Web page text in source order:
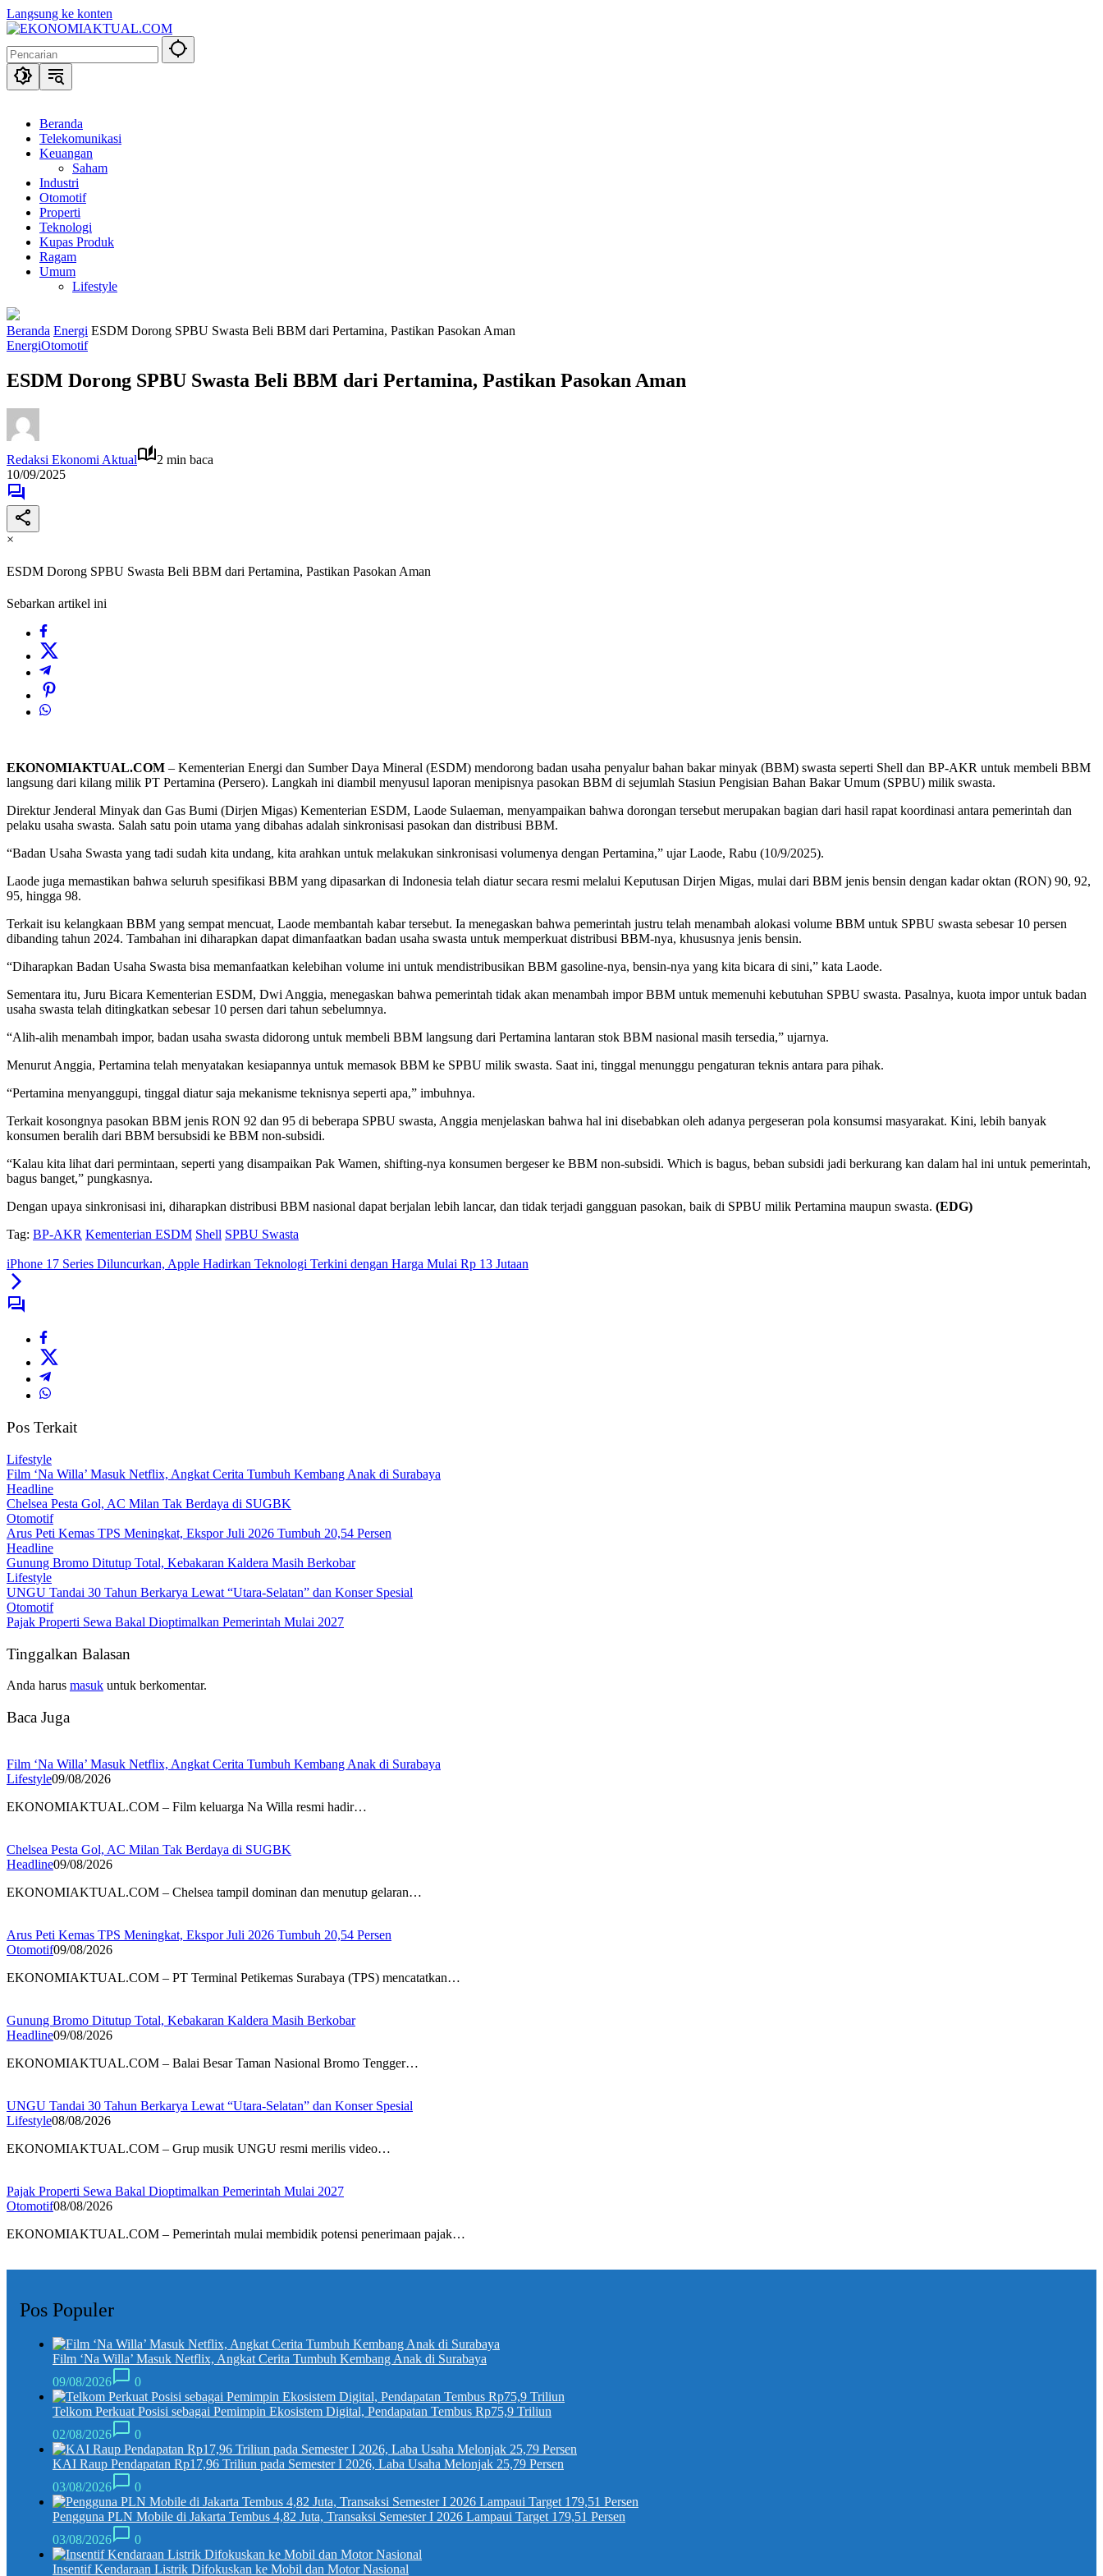
Langsung ke konten
Beranda
Telekomunikasi
Keuangan
Saham
Industri
Otomotif
Properti
Teknologi
Kupas Produk
Ragam
Umum
Lifestyle
Beranda Energi ESDM Dorong SPBU Swasta Beli BBM dari Pertamina, Pastikan Pasokan Aman
EnergiOtomotif
ESDM Dorong SPBU Swasta Beli BBM dari Pertamina, Pastikan Pasokan Aman
Redaksi Ekonomi Aktual
2 min baca
10/09/2025
×
ESDM Dorong SPBU Swasta Beli BBM dari Pertamina, Pastikan Pasokan Aman
Sebarkan artikel ini
EKONOMIAKTUAL.COM – Kementerian Energi dan Sumber Daya Mineral (ESDM) mendorong badan usaha penyalur bahan bakar minyak (BBM) swasta seperti Shell dan BP-AKR untuk membeli BBM
langsung dari kilang milik PT Pertamina (Persero). Langkah ini diambil menyusul laporan menipisnya pasokan BBM di sejumlah Stasiun Pengisian Bahan Bakar Umum (SPBU) milik swasta.
Direktur Jenderal Minyak dan Gas Bumi (Dirjen Migas) Kementerian ESDM, Laode Sulaeman, menyampaikan bahwa dorongan tersebut merupakan bagian dari hasil rapat koordinasi antara pemerintah dan
pelaku usaha swasta. Salah satu poin utama yang dibahas adalah sinkronisasi pasokan dan distribusi BBM.
“Badan Usaha Swasta yang tadi sudah kita undang, kita arahkan untuk melakukan sinkronisasi volumenya dengan Pertamina,” ujar Laode, Rabu (10/9/2025).
Laode juga memastikan bahwa seluruh spesifikasi BBM yang dipasarkan di Indonesia telah diatur secara resmi melalui Keputusan Dirjen Migas, mulai dari BBM jenis bensin dengan kadar oktan (RON) 90, 92,
95, hingga 98.
Terkait isu kelangkaan BBM yang sempat mencuat, Laode membantah kabar tersebut. Ia menegaskan bahwa pemerintah justru telah menambah alokasi volume BBM untuk SPBU swasta sebesar 10 persen
dibanding tahun 2024. Tambahan ini diharapkan dapat dimanfaatkan badan usaha swasta untuk memperkuat distribusi BBM-nya, khususnya jenis bensin.
“Diharapkan Badan Usaha Swasta bisa memanfaatkan kelebihan volume ini untuk mendistribusikan BBM gasoline-nya, bensin-nya yang kita bicara di sini,” kata Laode.
Sementara itu, Juru Bicara Kementerian ESDM, Dwi Anggia, menegaskan bahwa pemerintah tidak akan menambah impor BBM untuk memenuhi kebutuhan SPBU swasta. Pasalnya, kuota impor untuk badan
usaha swasta telah ditingkatkan sebesar 10 persen dari tahun sebelumnya.
“Alih-alih menambah impor, badan usaha swasta didorong untuk membeli BBM langsung dari Pertamina lantaran stok BBM nasional masih tersedia,” ujarnya.
Menurut Anggia, Pertamina telah menyatakan kesiapannya untuk memasok BBM ke SPBU milik swasta. Saat ini, tinggal menunggu pengaturan teknis antara para pihak.
“Pertamina menyanggupi, tinggal diatur saja mekanisme teknisnya seperti apa,” imbuhnya.
Terkait kosongnya pasokan BBM jenis RON 92 dan 95 di beberapa SPBU swasta, Anggia menjelaskan bahwa hal ini disebabkan oleh adanya pergeseran pola konsumsi masyarakat. Kini, lebih banyak
konsumen beralih dari BBM bersubsidi ke BBM non-subsidi.
“Kalau kita lihat dari permintaan, seperti yang disampaikan Pak Wamen, shifting-nya konsumen bergeser ke BBM non-subsidi. Which is bagus, beban subsidi jadi berkurang kan dalam hal ini untuk pemerintah,
bagus banget,” pungkasnya.
Dengan upaya sinkronisasi ini, diharapkan distribusi BBM nasional dapat berjalan lebih lancar, dan tidak terjadi gangguan pasokan, baik di SPBU milik Pertamina maupun swasta. (EDG)
Tag: BP-AKR Kementerian ESDM Shell SPBU Swasta
iPhone 17 Series Diluncurkan, Apple Hadirkan Teknologi Terkini dengan Harga Mulai Rp 13 Jutaan
Pos Terkait
Lifestyle
Film ‘Na Willa’ Masuk Netflix, Angkat Cerita Tumbuh Kembang Anak di Surabaya
Headline
Chelsea Pesta Gol, AC Milan Tak Berdaya di SUGBK
Otomotif
Arus Peti Kemas TPS Meningkat, Ekspor Juli 2026 Tumbuh 20,54 Persen
Headline
Gunung Bromo Ditutup Total, Kebakaran Kaldera Masih Berkobar
Lifestyle
UNGU Tandai 30 Tahun Berkarya Lewat “Utara-Selatan” dan Konser Spesial
Otomotif
Pajak Properti Sewa Bakal Dioptimalkan Pemerintah Mulai 2027
Tinggalkan Balasan
Anda harus masuk untuk berkomentar.
Baca Juga
Film ‘Na Willa’ Masuk Netflix, Angkat Cerita Tumbuh Kembang Anak di Surabaya
Lifestyle09/08/2026
EKONOMIAKTUAL.COM – Film keluarga Na Willa resmi hadir…
Chelsea Pesta Gol, AC Milan Tak Berdaya di SUGBK
Headline09/08/2026
EKONOMIAKTUAL.COM – Chelsea tampil dominan dan menutup gelaran…
Arus Peti Kemas TPS Meningkat, Ekspor Juli 2026 Tumbuh 20,54 Persen
Otomotif09/08/2026
EKONOMIAKTUAL.COM – PT Terminal Petikemas Surabaya (TPS) mencatatkan…
Gunung Bromo Ditutup Total, Kebakaran Kaldera Masih Berkobar
Headline09/08/2026
EKONOMIAKTUAL.COM – Balai Besar Taman Nasional Bromo Tengger…
UNGU Tandai 30 Tahun Berkarya Lewat “Utara-Selatan” dan Konser Spesial
Lifestyle08/08/2026
EKONOMIAKTUAL.COM – Grup musik UNGU resmi merilis video…
Pajak Properti Sewa Bakal Dioptimalkan Pemerintah Mulai 2027
Otomotif08/08/2026
EKONOMIAKTUAL.COM – Pemerintah mulai membidik potensi penerimaan pajak…
Pos Populer
Film ‘Na Willa’ Masuk Netflix, Angkat Cerita Tumbuh Kembang Anak di Surabaya
09/08/2026
0
Telkom Perkuat Posisi sebagai Pemimpin Ekosistem Digital, Pendapatan Tembus Rp75,9 Triliun
02/08/2026
0
KAI Raup Pendapatan Rp17,96 Triliun pada Semester I 2026, Laba Usaha Melonjak 25,79 Persen
03/08/2026
0
Pengguna PLN Mobile di Jakarta Tembus 4,82 Juta, Transaksi Semester I 2026 Lampaui Target 179,51 Persen
03/08/2026
0
Insentif Kendaraan Listrik Difokuskan ke Mobil dan Motor Nasional